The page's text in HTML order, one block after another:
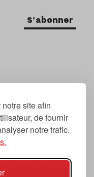
site afin
de fournir
notre trafic.
S'abonner
sur la
dont la
», « suivant
du
tendances
la musique